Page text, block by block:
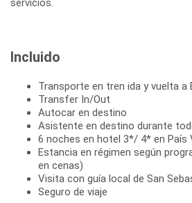
Incluido
Transporte en tren ida y vuelta a
Transfer In/Out
Autocar en destino
Asistente en destino durante
6 noches en hotel 3*/ 4* en País
Estancia en régimen según
en cenas)
Visita con guía local de San
Seguro de viaje